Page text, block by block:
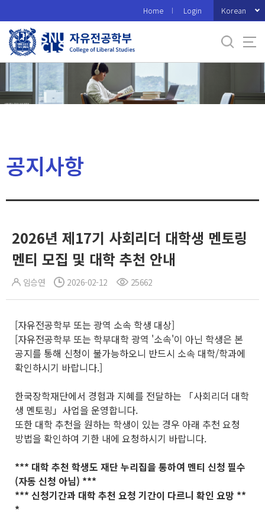
로
메
Home Login Korean
공지사항
2026년 제17기 사회리더 대학생 멘토링
멘티 모집 및 대학 추천 안내
임승연 2026-02-12 25662
[자유전공학부 또는 광역 소속 학생 대상]
[자유전공학부 또는 학부대학 광역 '소속'이 아닌 학생은 본
공지를 통해 신청이 불가능하오니 반드시 소속 대학/학과에
확인하시기 바랍니다.]
한국장학재단에서 경험과 지혜를 전달하는 「사회리더 대학
생 멘토링」사업을 운영합니다.
또한 대학 추천을 원하는 학생이 있는 경우 아래 추천 요청
방법을 확인하여 기한 내에 요청하시기 바랍니다.
*** 대학 추천 학생도 재단 누리집을 통하여 멘티 신청 필수
(자동 신청 아님) ***
*** 신청기간과 대학 추천 요청 기간이 다르니 확인 요망 **
*